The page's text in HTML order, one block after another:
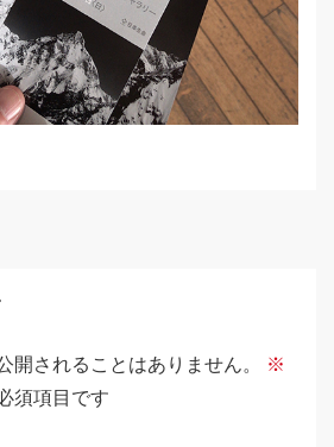
開されることはありません。
※
須項目です